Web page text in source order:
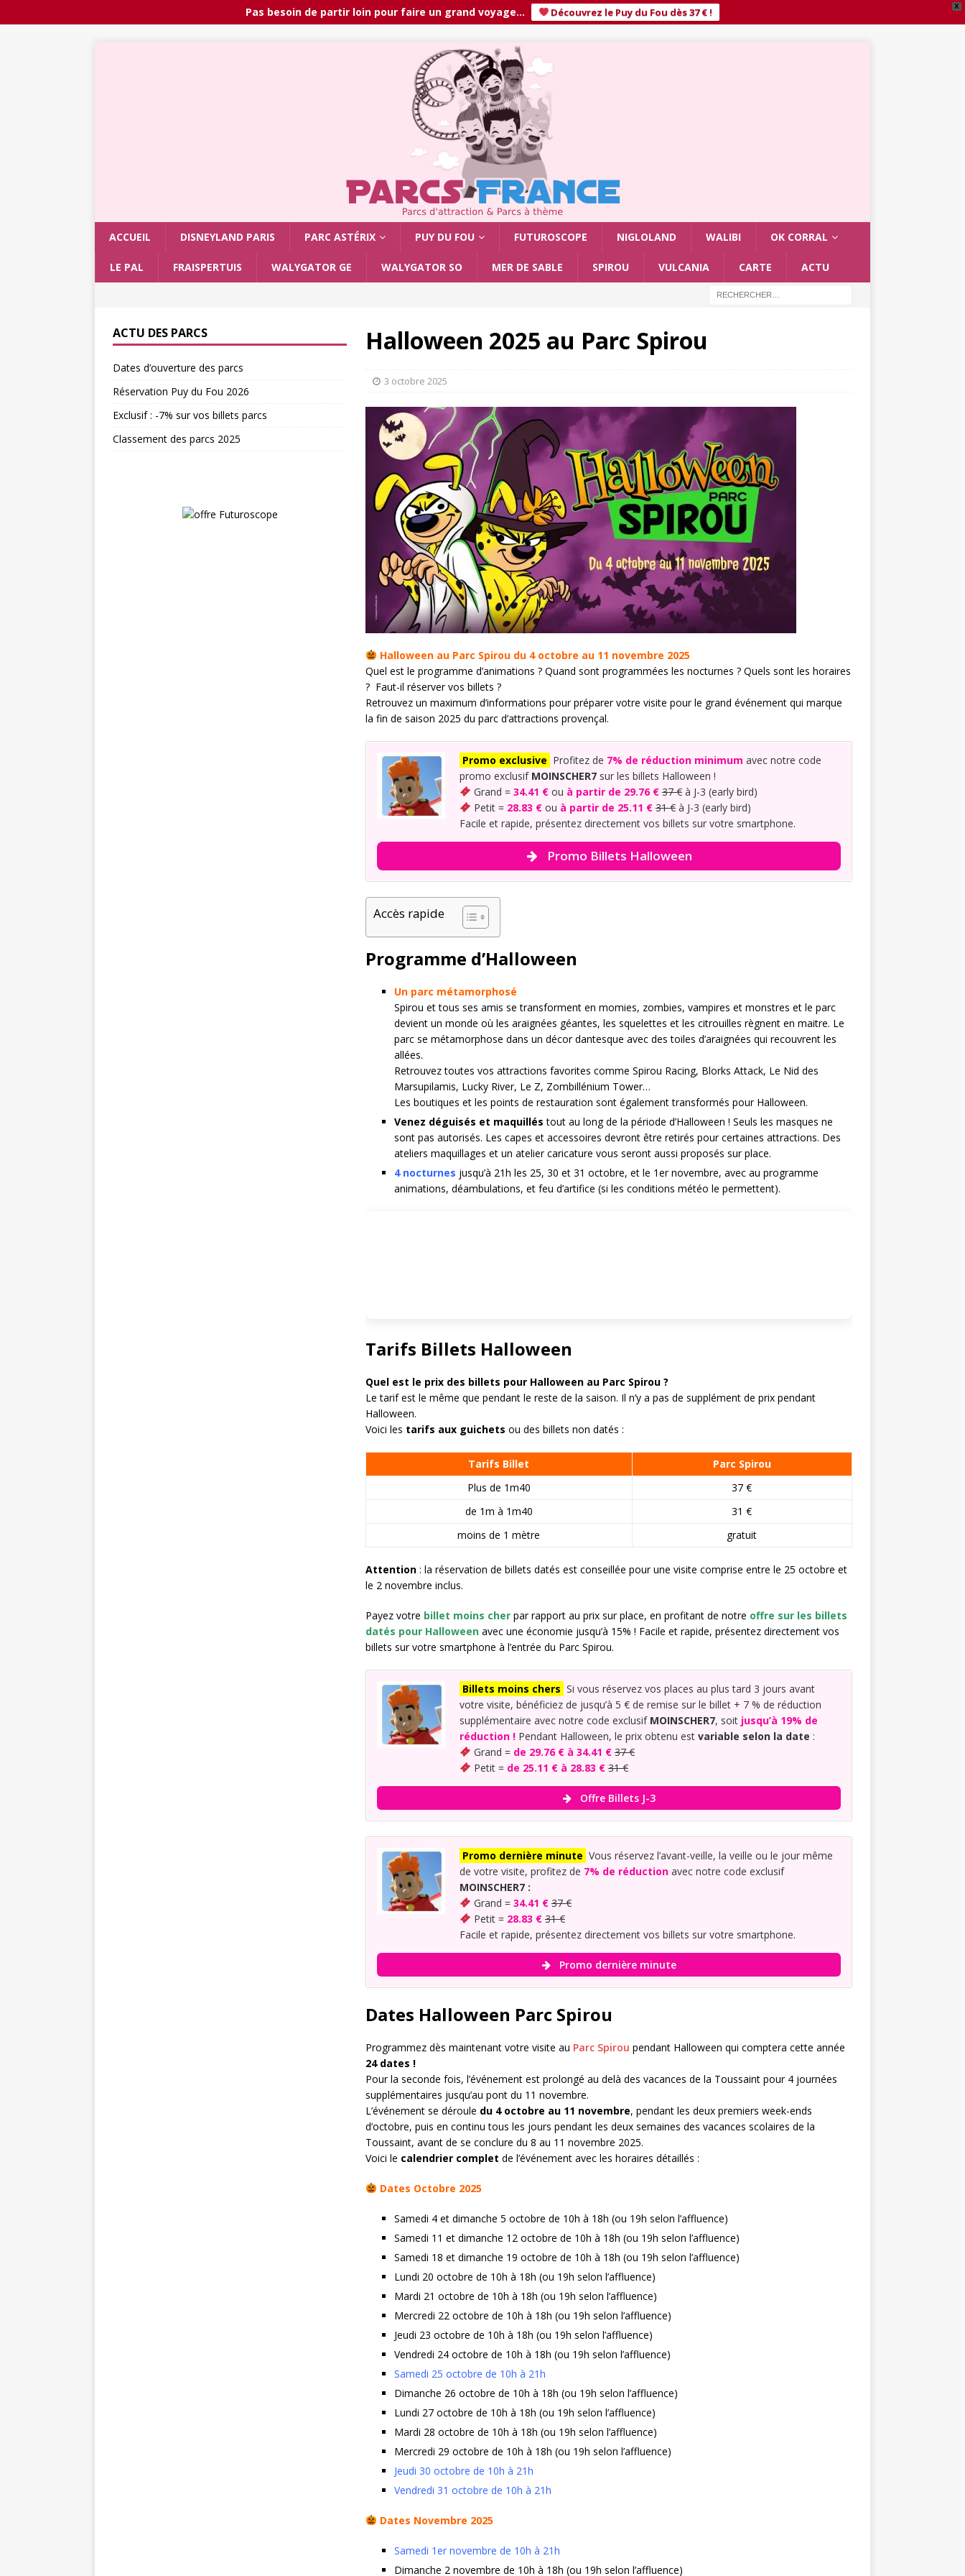
X
Pas besoin de partir loin pour faire un grand voyage… Découvrez le Puy du Fou dès 37 € !
ACCUEIL DISNEYLAND PARIS PARC ASTÉRIX PUY DU FOU FUTUROSCOPE NIGLOLAND WALIBI OK CORRAL
LE PAL FRAISPERTUIS WALYGATOR GE WALYGATOR SO MER DE SABLE SPIROU VULCANIA CARTE ACTU
Halloween 2025 au Parc Spirou
3 octobre 2025
Halloween au Parc Spirou du 4 octobre au 11 novembre 2025
Quel est le programme d’animations ? Quand sont programmées les nocturnes ? Quels sont les horaires
? Faut-il réserver vos billets ?
Retrouvez un maximum d’informations pour préparer votre visite pour le grand événement qui marque
la fin de saison 2025 du parc d’attractions provençal.
Promo exclusive Profitez de 7% de réduction minimum avec notre code
promo exclusif MOINSCHER7 sur les billets Halloween !
Grand = 34.41 € ou à partir de 29.76 € 37 €à J-3 (early bird)
Petit = 28.83 € ou à partir de 25.11 € 31 €à J-3 (early bird)
Facile et rapide, présentez directement vos billets sur votre smartphone.
Promo Billets Halloween
Accès rapide
Programme d’Halloween
Un parc métamorphosé
Spirou et tous ses amis se transforment en momies, zombies, vampires et monstres et le parc
devient un monde où les araignées géantes, les squelettes et les citrouilles règnent en maitre. Le
parc se métamorphose dans un décor dantesque avec des toiles d’araignées qui recouvrent les
allées.
Retrouvez toutes vos attractions favorites comme Spirou Racing, Blorks Attack, Le Nid des
Marsupilamis, Lucky River, Le Z, Zombillénium Tower…
Les boutiques et les points de restauration sont également transformés pour Halloween.
Venez déguisés et maquilléstout au long de la période d’Halloween ! Seuls les masques ne
sont pas autorisés. Les capes et accessoires devront être retirés pour certaines attractions. Des
ateliers maquillages et un atelier caricature vous seront aussi proposés sur place.
4 nocturnes jusqu’à 21h les 25, 30 et 31 octobre, et le 1er novembre, avec au programme
animations, déambulations, et feu d’artifice (si les conditions météo le permettent).
Tarifs Billets Halloween
Quel est le prix des billets pour Halloween au Parc Spirou ?
Le tarif est le même que pendant le reste de la saison. Il n’y a pas de supplément de prix pendant
Halloween.
Voici les tarifs aux guichets ou des billets non datés :
Tarifs Billet
Parc Spirou
Plus de 1m40
37 €
de 1m à 1m40
31 €
moins de 1 mètre
gratuit
Attention: la réservation de billets datés est conseillée pour une visite comprise entre le 25 octobre et
le 2 novembre inclus.
Payez votre billet moins cherpar rapport au prix sur place, en profitant de notre offre sur les billets
datés pour Halloweenavec une économie jusqu’à 15% ! Facile et rapide, présentez directement vos
billets sur votre smartphone à l’entrée du Parc Spirou.
Billets moins chers Si vous réservez vos places au plus tard 3 jours avant
votre visite, bénéficiez de jusqu’à 5 € de remise sur le billet + 7 % de réduction
supplémentaire avec notre code exclusif MOINSCHER7, soit jusqu’à 19% de
réduction ! Pendant Halloween, le prix obtenu est variable selon la date :
Grand = de 29.76 € à 34.41 € 37 €
Petit = de 25.11 € à 28.83 € 31 €
Offre Billets J-3
Promo dernière minute Vous réservez l’avant-veille, la veille ou le jour même
de votre visite, profitez de 7% de réductionavec notre code exclusif
MOINSCHER7 :
Grand = 34.41 € 37 €
Petit = 28.83 € 31 €
Facile et rapide, présentez directement vos billets sur votre smartphone.
Promo dernière minute
Dates Halloween Parc Spirou
Programmez dès maintenant votre visite au Parc Spirou pendant Halloween qui comptera cette année
24 dates !
Pour la seconde fois, l’événement est prolongé au delà des vacances de la Toussaint pour 4 journées
supplémentaires jusqu’au pont du 11 novembre.
L’événement se déroule du 4 octobre au 11 novembre, pendant les deux premiers week-ends
d’octobre, puis en continu tous les jours pendant les deux semaines des vacances scolaires de la
Toussaint, avant de se conclure du 8 au 11 novembre 2025.
Voici le calendrier complet de l’événement avec les horaires détaillés :
Dates Octobre 2025
Samedi 4 et dimanche 5 octobre de 10h à 18h (ou 19h selon l’affluence)
Samedi 11 et dimanche 12 octobre de 10h à 18h (ou 19h selon l’affluence)
Samedi 18 et dimanche 19 octobre de 10h à 18h (ou 19h selon l’affluence)
Lundi 20 octobre de 10h à 18h (ou 19h selon l’affluence)
Mardi 21 octobre de 10h à 18h (ou 19h selon l’affluence)
Mercredi 22 octobre de 10h à 18h (ou 19h selon l’affluence)
Jeudi 23 octobre de 10h à 18h (ou 19h selon l’affluence)
Vendredi 24 octobre de 10h à 18h (ou 19h selon l’affluence)
Samedi 25 octobre de 10h à 21h
Dimanche 26 octobre de 10h à 18h (ou 19h selon l’affluence)
Lundi 27 octobre de 10h à 18h (ou 19h selon l’affluence)
Mardi 28 octobre de 10h à 18h (ou 19h selon l’affluence)
Mercredi 29 octobre de 10h à 18h (ou 19h selon l’affluence)
Jeudi 30 octobre de 10h à 21h
Vendredi 31 octobre de 10h à 21h
Dates Novembre 2025
Samedi 1er novembre de 10h à 21h
Dimanche 2 novembre de 10h à 18h (ou 19h selon l’affluence)
ACTU DES PARCS
Dates d’ouverture des parcs
Réservation Puy du Fou 2026
Exclusif : -7% sur vos billets parcs
Classement des parcs 2025